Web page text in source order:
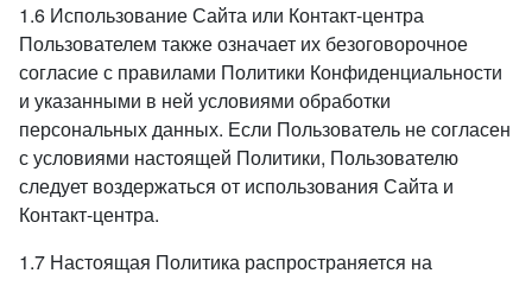
1.6 Использование Сайта или Контакт-центра
Пользователем также означает их безоговорочное
согласие с правилами Политики Конфиденциальности
и указанными в ней условиями обработки
персональных данных. Если Пользователь не согласен
с условиями настоящей Политики, Пользователю
следует воздержаться от использования Сайта и
Контакт-центра.
1.7 Настоящая Политика распространяется на